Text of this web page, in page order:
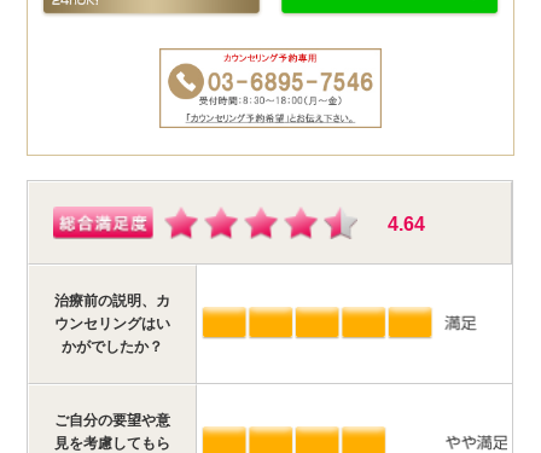
4.64
治療前の説明、カ
ウンセリングはい
かがでしたか？
ご自分の要望や意
見を考慮してもら